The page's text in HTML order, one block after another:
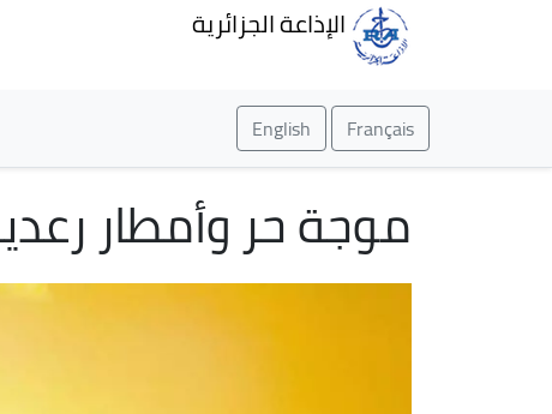
الإذاعة الجزائرية
Français
English
موجة حر وأمطار